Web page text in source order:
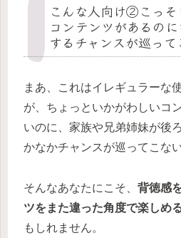
こんな人向け②こっそ
コンテンツがあるの
するチャンスが巡って
まあ、これはイレギュラーな
が、ちょっといかがわしいコ
いのに、家族や兄弟姉妹が後
かなかチャンスが巡ってこない
そんなあなたにこそ、 背徳感
ツをまた違った角度で楽しめ
もしれません。